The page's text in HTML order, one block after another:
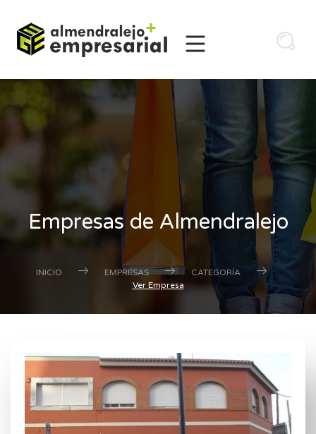
Empresas de Almendralejo
INICIO EMPRESAS
CATEGORÍA
Ver Empresa